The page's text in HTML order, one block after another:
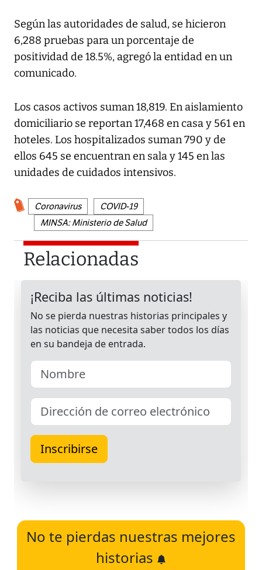
Según las autoridades de salud, se hicieron
6,288 pruebas para un porcentaje de
positividad de 18.5%, agregó la entidad en un
comunicado.
Los casos activos suman 18,819. En aislamiento
domiciliario se reportan 17,468 en casa y 561 en
hoteles. Los hospitalizados suman 790 y de
ellos 645 se encuentran en sala y 145 en las
unidades de cuidados intensivos.
Coronavirus
COVID-19
MINSA: Ministerio de Salud
Relacionadas
No te pierdas nuestras mejores
historias